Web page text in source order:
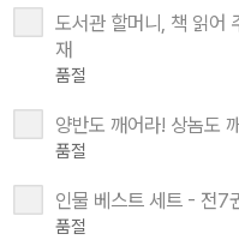
도서관 할머니, 책 읽어
재
품절
양반도 깨어라! 상놈도
품절
인물 베스트 세트 - 전7
품절